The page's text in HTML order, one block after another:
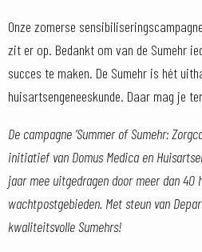
Onze zomerse
zit er op. Bedankt om van de Sumehr
succes te maken. De Sumehr is hét
huisartsengeneeskunde. Daar mag je
De campagne ‘Summer of Sumehr:
initiatief van Domus Medica en
jaar mee uitgedragen door meer dan 40
wachtpostgebieden. Met steun van
kwaliteitsvolle Sumehrs!